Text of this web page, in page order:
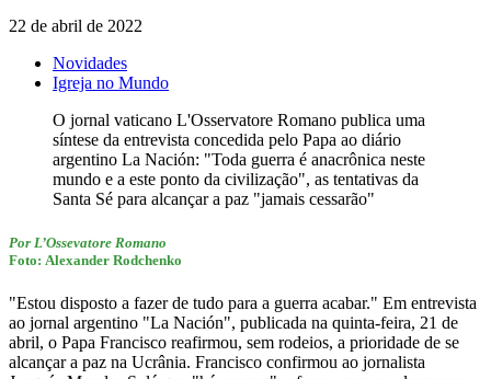
22 de abril de 2022
Novidades
Igreja no Mundo
O jornal vaticano L'Osservatore Romano publica uma
síntese da entrevista concedida pelo Papa ao diário
argentino La Nación: "Toda guerra é anacrônica neste
mundo e a este ponto da civilização", as tentativas da
Santa Sé para alcançar a paz "jamais cessarão"
Por L’Ossevatore Romano
Foto: Alexander Rodchenko
"Estou disposto a fazer de tudo para a guerra acabar." Em entrevista
ao jornal argentino "La Nación", publicada na quinta-feira, 21 de
abril, o Papa Francisco reafirmou, sem rodeios, a prioridade de se
alcançar a paz na Ucrânia. Francisco confirmou ao jornalista